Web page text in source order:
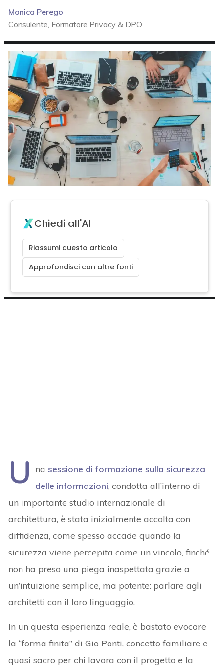
Monica Perego
Consulente, Formatore Privacy & DPO
Chiedi all'AI
Riassumi questo articolo
Approfondisci con altre fonti
U na sessione di formazione sulla sicurezza
delle informazioni, condotta all’interno di
un importante studio internazionale di
architettura, è stata inizialmente accolta con
diffidenza, come spesso accade quando la
sicurezza viene percepita come un vincolo, finché
non ha preso una piega inaspettata grazie a
un’intuizione semplice, ma potente: parlare agli
architetti con il loro linguaggio.
In un questa esperienza reale, è bastato evocare
la “forma finita” di Gio Ponti, concetto familiare e
quasi sacro per chi lavora con il progetto e la